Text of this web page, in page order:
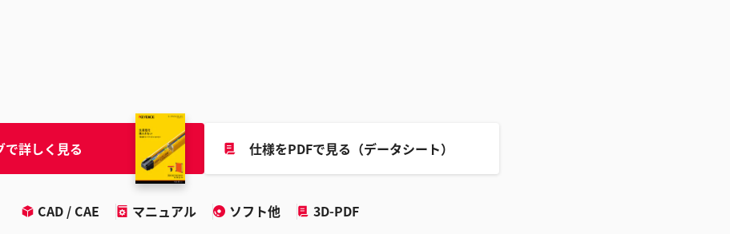
で詳しく見る 仕様をPDFで見る（データシート）
CAD / CAE マニュアル ソフト他
3D-PDF